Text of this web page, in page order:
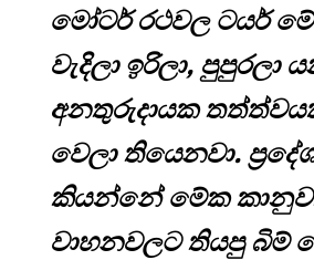
මෝටර් රථවල ටයර්
වැදිලා ඉරිලා, පුපුරලා
අනතුරුදායක
වෙලා තියෙනවා.
කියන්නේ මේක
වාහනවලට තියපු බිම්